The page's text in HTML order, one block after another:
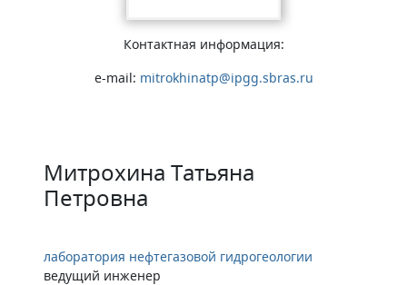
Контактная информация:
e-mail: mitrokhinatp@ipgg.sbras.ru
Митрохина Татьяна
Петровна
лаборатория нефтегазовой гидрогеологии
ведущий инженер